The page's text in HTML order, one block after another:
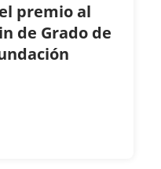
premio al
de Grado de